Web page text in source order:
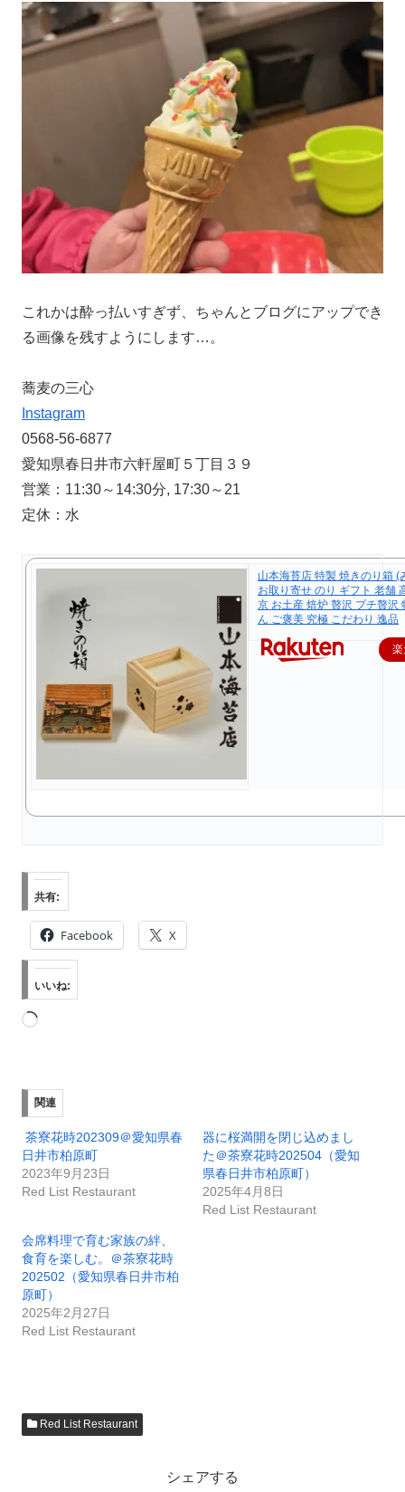
これかは酔っ払いすぎず、ちゃんとブログにアップでき
る画像を残すようにします…。
蕎麦の三心
Instagram
0568-56-6877
愛知県春日井市六軒屋町５丁目３９
営業：11:30～14:30分, 17:30～21
定休：水
山本海苔店 特製 焼きのり箱 (
お取り寄せ のり ギフト 老舗
京 お土産 焙炉 贅沢 プチ贅沢
ん ご褒美 究極 こだわり 逸品
共有:
Facebook X
いいね:
読
み
関連
茶寮花時202309＠愛知県春
日井市柏原町
2023年9月23日
Red List Restaurant
器に桜満開を閉じ込めまし
た＠茶寮花時202504（愛知
県春日井市柏原町）
2025年4月8日
Red List Restaurant
会席料理で育む家族の絆、
食育を楽しむ。＠茶寮花時
202502（愛知県春日井市柏
原町）
2025年2月27日
Red List Restaurant
Red List Restaurant
シェアする